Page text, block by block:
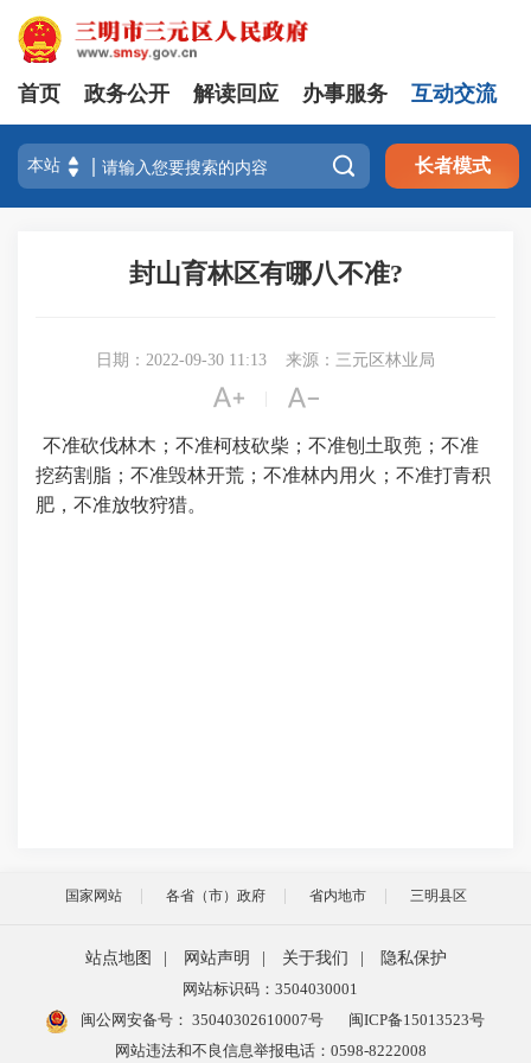
首页 政务公开 解读回应 办事服务 互动交流
 长者模式
封山育林区有哪八不准?
日期：2022-09-30 11:13 来源：三元区林业局
 
不准砍伐林木；不准柯枝砍柴；不准刨土取蔸；不准
挖药割脂；不准毁林开荒；不准林内用火；不准打青积
肥，不准放牧狩猎。
国家网站 各省（市）政府 省内地市 三明县区
站点地图 网站声明 关于我们
隐私保护
网站标识码：3504030001
闽公网安备号： 35040302610007号
闽ICP备15013523号
网站违法和不良信息举报电话：0598-8222008